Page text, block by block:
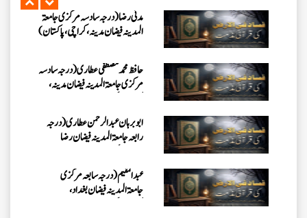
حافظ محمد مصطفٰی عطاری (درجہ سادسہ
مرکزی جامعۃالمدينہ فیضان مدینہ،
ابو برہان عبدالرحمن عطاری (درجہ
رابعہ جامعۃالمدینہ فیضان رضا
عبدالمقیم (درجہ سابعہ مرکزی
جامعۃالمدینہ فیضان بغداد،
عمر اختر (درجہ خامسہ مرکزی جامعۃ
المدینہ فیضان مدینہ ،کراچی،پاکستان)